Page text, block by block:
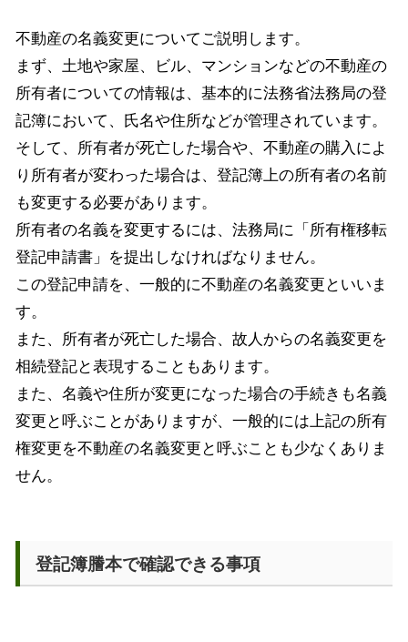
不動産の名義変更についてご説明します。
まず、土地や家屋、ビル、マンションなどの不動産の
所有者についての情報は、基本的に法務省法務局の登
記簿において、氏名や住所などが管理されています。
そして、所有者が死亡した場合や、不動産の購入によ
り所有者が変わった場合は、登記簿上の所有者の名前
も変更する必要があります。
所有者の名義を変更するには、法務局に「所有権移転
登記申請書」を提出しなければなりません。
この登記申請を、一般的に不動産の名義変更といいま
す。
また、所有者が死亡した場合、故人からの名義変更を
相続登記と表現することもあります。
また、名義や住所が変更になった場合の手続きも名義
変更と呼ぶことがありますが、一般的には上記の所有
権変更を不動産の名義変更と呼ぶことも少なくありま
せん。
登記簿謄本で確認できる事項